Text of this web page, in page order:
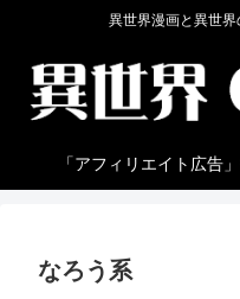
異世界漫画と異世
「アフィリエイト広告
なろう系